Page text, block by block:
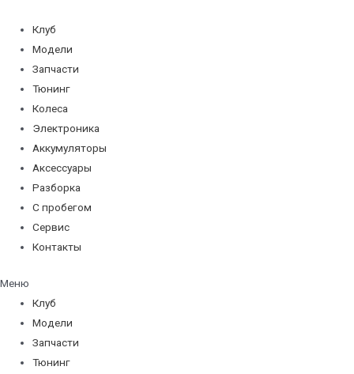
содержимому
Клуб
Модели
Запчасти
Тюнинг
Колеса
Электроника
Аккумуляторы
Аксессуары
Разборка
С пробегом
Сервис
Контакты
Меню
Клуб
Модели
Запчасти
Тюнинг